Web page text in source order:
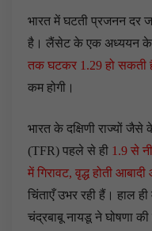
भारत में घटती प्रजनन दर
है। लैंसेट के एक अध्ययन के
तक घटकर 1.29 हो सकती
कम होगी।
भारत के दक्षिणी राज्यों
(TFR) पहले से ही 1.9 से
में गिरावट, वृद्ध होती
चिंताएँ उभर रही हैं। हाल
चंद्रबाबू नायडू ने घोषणा